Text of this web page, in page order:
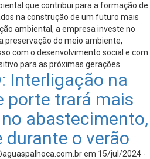
que contribui para a formação de
na construção de um futuro mais
ambiental, a empresa investe no
preservação do meio ambiente,
com o desenvolvimento social e com
para as próximas gerações.
Interligação na
porte trará mais
abastecimento,
o verão
em 15/jul/2024 -